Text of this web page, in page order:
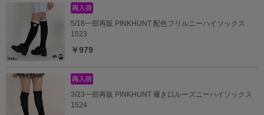
5/18一部再販 PINKHUNT 配色フリルニーハイソックス
1523
￥979
3/23一部再販 PINKHUNT 履き口ルーズニーハイソックス
1524